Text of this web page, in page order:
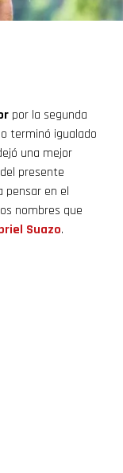
por la segunda
terminó igualado
una mejor
presente
pensar en el
nombres que
Suazo.